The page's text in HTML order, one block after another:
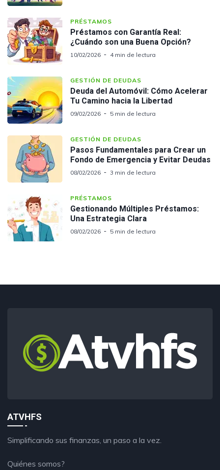
PRÉSTAMOS
Préstamos con Garantía Real:
¿Cuándo son una Buena Opción?
10/02/2026 4 min de lectura
GESTIÓN DE DEUDAS
Deuda del Automóvil: Cómo Acelerar
Tu Camino hacia la Libertad
09/02/2026 5 min de lectura
GESTIÓN DE DEUDAS
Pasos Fundamentales para Crear un
Fondo de Emergencia y Evitar Deudas
08/02/2026 3 min de lectura
PRÉSTAMOS
Gestionando Múltiples Préstamos:
Una Estrategia Clara
08/02/2026 5 min de lectura
ATVHFS
Simplificando sus finanzas, un paso a la vez.
Quiénes somos?